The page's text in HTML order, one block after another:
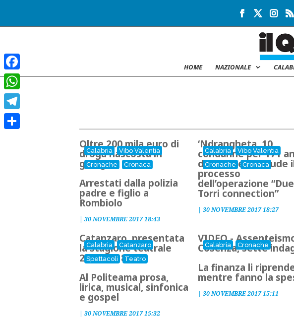
HOME NAZIONALE
Calabria
Vibo Valentia
Cronache
Cronaca
Oltre 200 mila euro di
droga nascosta in
garage
Arrestati dalla polizia
padre e figlio a
Rombiolo
| 30 NOVEMBRE 2017 18:43
Calabria
Vibo Valentia
Cronache
Cronaca
‘Ndrangheta, 10
condanne per 171
di carcere Si chiude
processo
dell’operazione “Due
Torri connection”
|30 NOVEMBRE 2017 18:27
Calabria
Catanzaro
Spettacoli
Teatro
Catanzaro, presentata
la stagione teatrale
2017-2018
Al Politeama prosa,
lirica, musical, sinfonica
e gospel
| 30 NOVEMBRE 2017 15:32
Calabria Cronache
VIDEO -
Cosenza, sette
La finanza li
mentre fanno la
|30 NOVEMBRE 2017 15:11
Facebook
WhatsApp
Telegram